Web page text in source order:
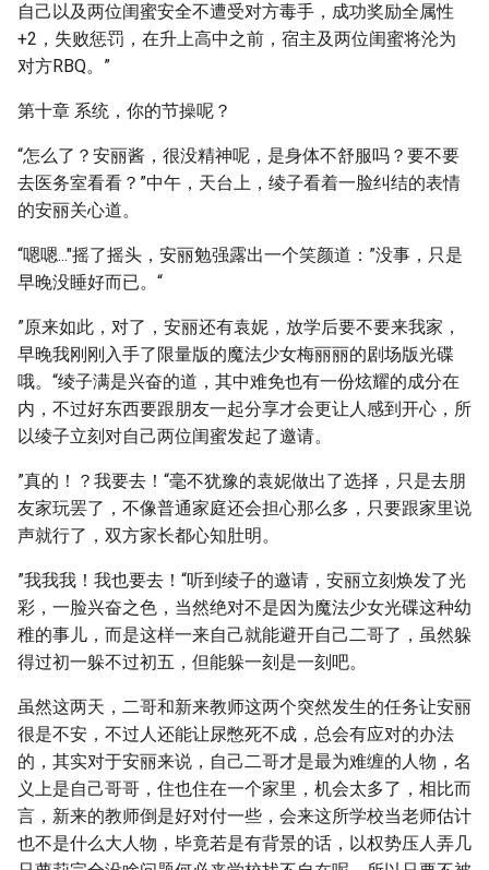
自己以及两位闺蜜安全不遭受对方毒手，成功奖励全属性
+2，失败惩罚，在升上高中之前，宿主及两位闺蜜将沦为
对方RBQ。”
第十章 系统，你的节操呢？
“怎么了？安丽酱，很没精神呢，是身体不舒服吗？要不要
去医务室看看？”中午，天台上，绫子看着一脸纠结的表情
的安丽关心道。
“嗯嗯..."摇了摇头，安丽勉强露出一个笑颜道：”没事，只是
早晚没睡好而已。“
”原来如此，对了，安丽还有袁妮，放学后要不要来我家，
早晚我刚刚入手了限量版的魔法少女梅丽丽的剧场版光碟
哦。“绫子满是兴奋的道，其中难免也有一份炫耀的成分在
内，不过好东西要跟朋友一起分享才会更让人感到开心，所
以绫子立刻对自己两位闺蜜发起了邀请。
”真的！？我要去！“毫不犹豫的袁妮做出了选择，只是去朋
友家玩罢了，不像普通家庭还会担心那么多，只要跟家里说
声就行了，双方家长都心知肚明。
”我我我！我也要去！“听到绫子的邀请，安丽立刻焕发了光
彩，一脸兴奋之色，当然绝对不是因为魔法少女光碟这种幼
稚的事儿，而是这样一来自己就能避开自己二哥了，虽然躲
得过初一躲不过初五，但能躲一刻是一刻吧。
虽然这两天，二哥和新来教师这两个突然发生的任务让安丽
很是不安，不过人还能让尿憋死不成，总会有应对的办法
的，其实对于安丽来说，自己二哥才是最为难缠的人物，名
义上是自己哥哥，住也住在一个家里，机会太多了，相比而
言，新来的教师倒是好对付一些，会来这所学校当老师估计
也不是什么大人物，毕竟若是有背景的话，以权势压人弄几